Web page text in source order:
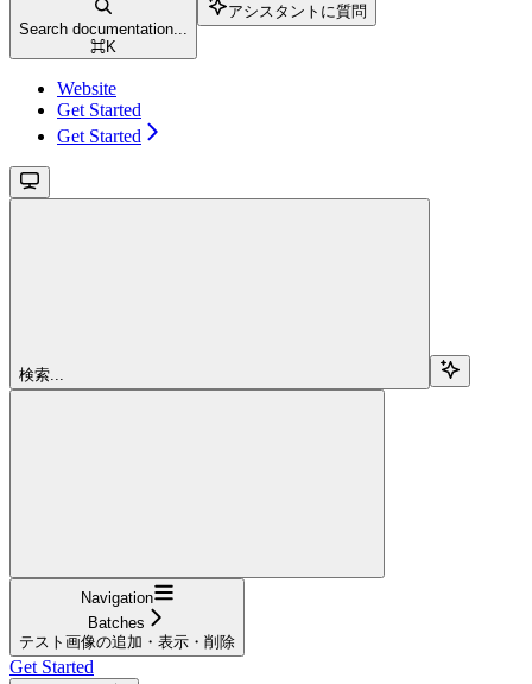
Search documentation...
⌘K
アシスタントに質問
Website
Get Started
Get Started
検索...
Navigation
Batches
テスト画像の追加・表示・削除
Get Started